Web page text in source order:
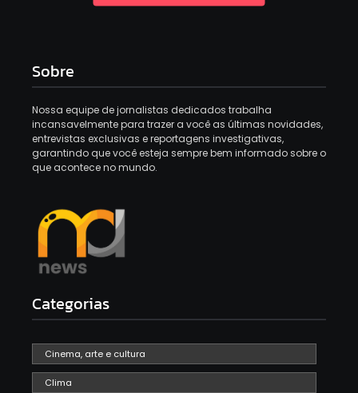
Sobre
Nossa equipe de jornalistas dedicados trabalha
incansavelmente para trazer a você as últimas novidades,
entrevistas exclusivas e reportagens investigativas,
garantindo que você esteja sempre bem informado sobre o
que acontece no mundo.
Categorias
Cinema, arte e cultura
Clima